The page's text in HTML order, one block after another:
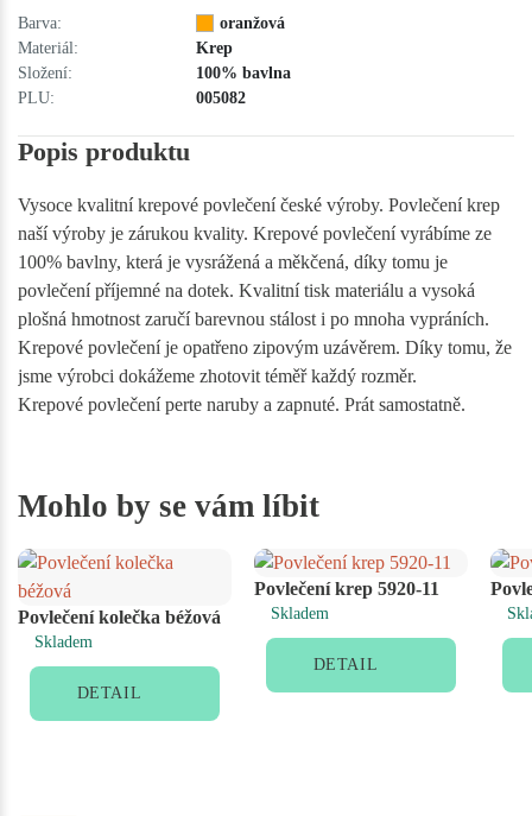
Barva:
oranžová
Materiál:
Krep
Složení:
100% bavlna
PLU:
005082
Popis produktu
Vysoce kvalitní krepové povlečení české výroby. Povlečení krep
naší výroby je zárukou kvality. Krepové povlečení vyrábíme ze
100% bavlny, která je vysrážená a měkčená, díky tomu je
povlečení příjemné na dotek. Kvalitní tisk materiálu a vysoká
plošná hmotnost zaručí barevnou stálost i po mnoha vypráních.
Krepové povlečení je opatřeno zipovým uzávěrem. Díky tomu, že
jsme výrobci dokážeme zhotovit téměř každý rozměr.
Krepové povlečení perte naruby a zapnuté. Prát samostatně.
Mohlo by se vám líbit
Povlečení kolečka béžová
Skladem
DETAIL
Povlečení krep 5920-11
Skladem
DETAIL